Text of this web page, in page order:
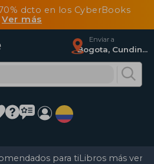
dcto en los CyberBooks
Ver más
Enviar a
Bogota, Cundinamarca
para tiLibros más